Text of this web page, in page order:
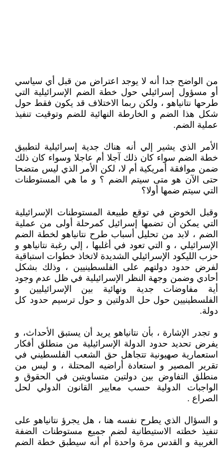
من الواضح جدا أنه لا يوجد اعتراض من قبل أي سياسي
أو مسؤول إسرائيلي حول خطة الضم الإسرائيلية التي
طرحها نتانياهو ، ولكن ربما الاختلاف قد يكون فقط حول
شكل هذا الضم و الخارطة النهائية للضم وتوقيت تنفيذ
عملية الضم.
الأمر الذي يشير إلي أنه هناك جدية إسرائيلية لتطبيق
خطة الضم سواء كان ذلك آجلا أم عاجلا وسواء كان ذلك
ضمن موافقة أمريكية أم لا، لكن الأمر الذي ليس متضحا
حتى الآن هو متى سيتم الضم ؟ و ما هي المستوطنات
التي سيتم ضمها أولا؟
وقبل الخوض في توقع طبيعة المستوطنات الإسرائيلية
التي يمكن أن تضمها إسرائيل كمرحلة أولى من عملية
الضم ، لابد من تحليل أسباب طرح نتانياهو لخطة الضم
الإسرائيلي ، و التي تعود في أغلبها ، إلي رغبة نتانياهو و
حزب الليكود الإسرائيلي الشديدة لاتخاذ خطوات استباقية
لفرض حدود دولتهم على الفلسطينيين ، وذلك بشكل
أحادي وضمن وجهة النظر الإسرائيلية في ظل عدم وجود
أية مفاوضات جدية ونهائية بين الإسرائيليين و
الفلسطينيين حول حل الدولتين و حول ترسيم حدود كل
دولة.
و تجدر الإشارة ، بأن نتانياهو يريد أن يستبق الأحداث، و
يفرض تحديد حدود الدولة الإسرائيلية من منطلق أفكار
استعمارية صهيونية تتجاهل حق الشعب الفلسطيني في
تقرير المصير و استعادة أراضيه المحتلة ، و ليس من
منطلق التفاوض بين دولتين متساويتين في الحقوق و
الواجبات الدولية حسب معايير القانون الدولي لحل
الصراع .
و السؤال الذي يطرح نفسه هنا ، هل يجرؤ نتانياهو على
تنفيذ خطته الاستيطانية لضم جميع مستوطنات الضفة
الغربية و القدس مرة واحدة أم أنه سيطبق خطة الضم